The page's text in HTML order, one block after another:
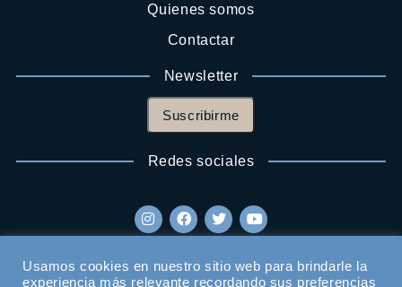
Quienes somos
Contactar
Newsletter
Suscribirme
Redes sociales
Usamos cookies en nuestro sitio web para brindarle la
experiencia más relevante recordando sus preferencias